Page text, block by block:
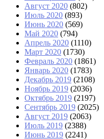
Август 2020 (802)
Июль 2020 (893)
Июнь 2020 (569)
Май 2020 (794)
Апрель 2020 (1110)
Март 2020 (1730)
Февраль 2020 (1861)
Январь 2020 (1783)
Декабрь 2019 (2108)
Ноябрь 2019 (2036)
Октябрь 2019 (2197)
Сентябрь 2019 (2025)
Август 2019 (2063)
Июль 2019 (2388)
Июнь 2019 (2241)